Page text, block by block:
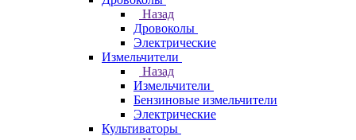
Назад
Дровоколы
Электрические
Измельчители
Назад
Измельчители
Бензиновые измельчители
Электрические
Культиваторы